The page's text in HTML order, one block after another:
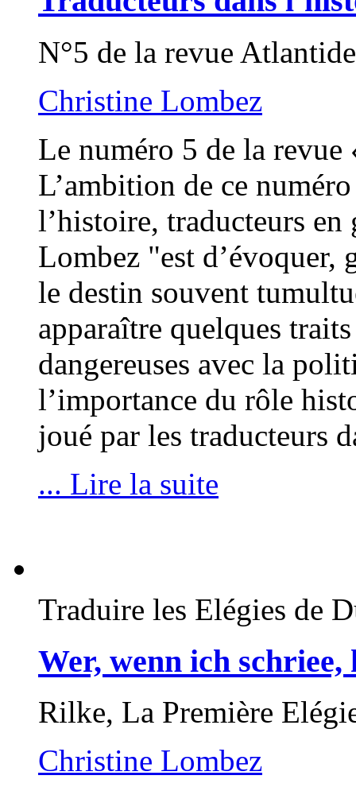
N°5 de la revue Atlantide
Christine Lombez
Le numéro 5 de la
L’ambition de ce
l’histoire, traducteurs
Lombez "est d’évoquer,
le destin souvent
apparaître quelques
dangereuses avec la
l’importance du rôle
joué par les traducteurs
... Lire la suite
Traduire les Elégies de
Wer, wenn ich
Rilke, La Première
Christine Lombez